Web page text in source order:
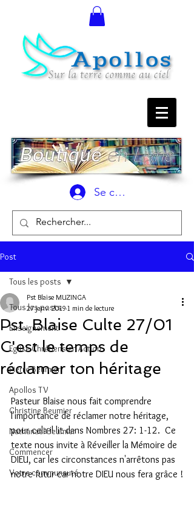
Se connecter
Post
Tous les posts
Enseignement
Eglise Chrétiens en Action
Pierre Beumier
Apollos TV
Christine Beumier
Nathanaël Beumier
Commencer
Votre communauté
Tous les posts
Pst. Blaise Culte 27/01
C'est le temps de
réclamer ton héritage
Pst Blaise MUZINGA
27 janv. 2019 1 min de lecture
Pasteur Blaise nous fait comprendre
l'importance de réclamer notre héritage,
pour cela il lit dans Nombres 27: 1-12.  Ce
texte nous invite à Réveiller la Mémoire de
DIEU, car les circonstances n'arrêtons pas
notre futur car notre DIEU nous fera grâce !